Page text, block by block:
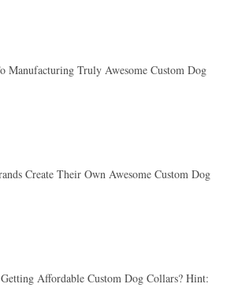
Manufacturing Truly Awesome Custom Dog
Create Their Own Awesome Custom Dog
Affordable Custom Dog Collars? Hint: